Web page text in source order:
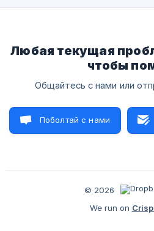
Любая текущая
чтобы
Общайтесь с нами или
Поболтай с нами
© 2026
We run on